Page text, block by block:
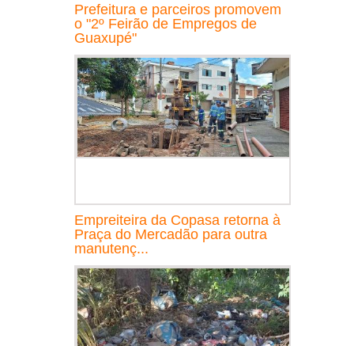
Prefeitura e parceiros promovem
o "2º Feirão de Empregos de
Guaxupé"
Empreiteira da Copasa retorna à
Praça do Mercadão para outra
manutenç...